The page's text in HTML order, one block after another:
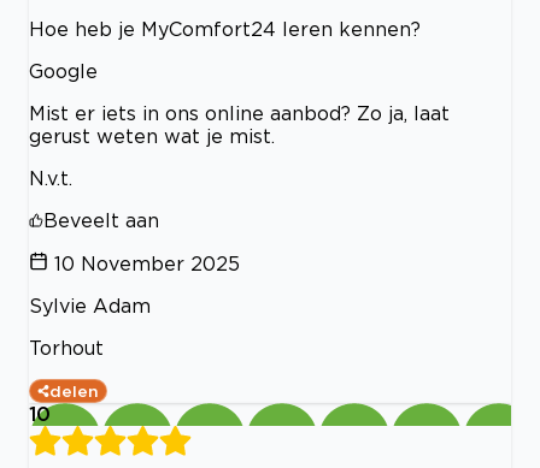
Hoe heb je MyComfort24 leren kennen?
Google
Mist er iets in ons online aanbod? Zo ja, laat
gerust weten wat je mist.
N.v.t.
Beveelt aan
10 November 2025
Sylvie Adam
Torhout
delen
10